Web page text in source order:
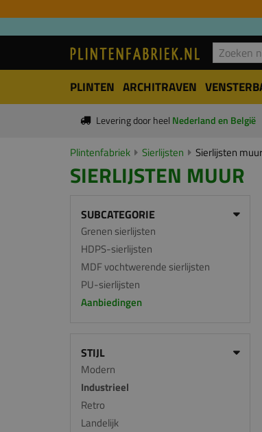
PLINTEN ARCHITRAVEN
Levering door heel Nederland en België
Plintenfabriek Sierlijsten Sierlijsten muur
SIERLIJSTEN MUUR
SUBCATEGORIE
Grenen sierlijsten
HDPS-sierlijsten
MDF vochtwerende sierlijsten
PU-sierlijsten
Aanbiedingen
STIJL
Modern
Industrieel
Retro
Landelijk